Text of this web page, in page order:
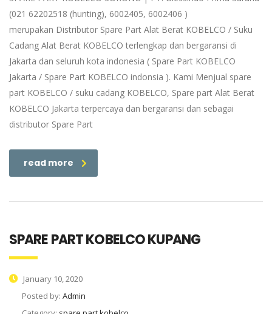
(021 62202518 (hunting), 6002405, 6002406 )
merupakan Distributor Spare Part Alat Berat KOBELCO / Suku
Cadang Alat Berat KOBELCO terlengkap dan bergaransi di
Jakarta dan seluruh kota indonesia ( Spare Part KOBELCO
Jakarta / Spare Part KOBELCO indonsia ). Kami Menjual spare
part KOBELCO / suku cadang KOBELCO, Spare part Alat Berat
KOBELCO Jakarta terpercaya dan bergaransi dan sebagai
distributor Spare Part
read more
SPARE PART KOBELCO KUPANG
January 10, 2020
Posted by: Admin